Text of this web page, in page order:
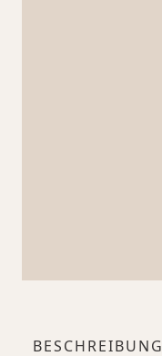
BESCHREIBUNG